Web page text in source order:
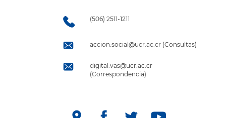
(506) 2511-1211
accion.social@ucr.ac.cr (Consultas)
digital.vas@ucr.ac.cr
(Correspondencia)